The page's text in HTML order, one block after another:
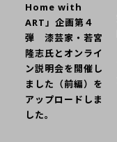
Home with
ART」企画第４
弾 漆芸家・若宮
隆志氏とオンライ
ン説明会を開催し
ました（前編）を
アップロードしま
した。